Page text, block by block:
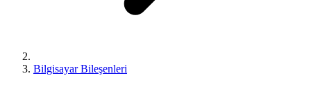
Bilgisayar Bileşenleri